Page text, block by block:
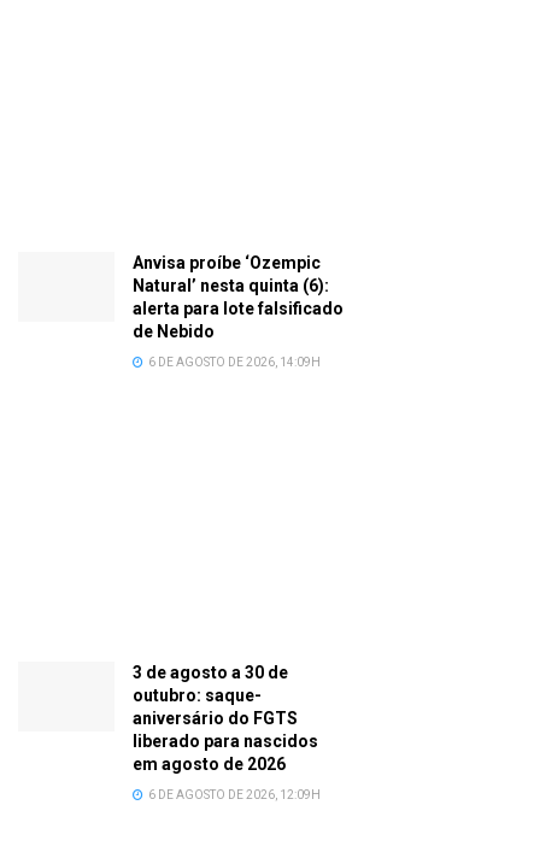
Anvisa proíbe ‘Ozempic
Natural’ nesta quinta (6):
alerta para lote falsificado
de Nebido
6 DE AGOSTO DE 2026, 14:09H
3 de agosto a 30 de
outubro: saque-
aniversário do FGTS
liberado para nascidos
em agosto de 2026
6 DE AGOSTO DE 2026, 12:09H